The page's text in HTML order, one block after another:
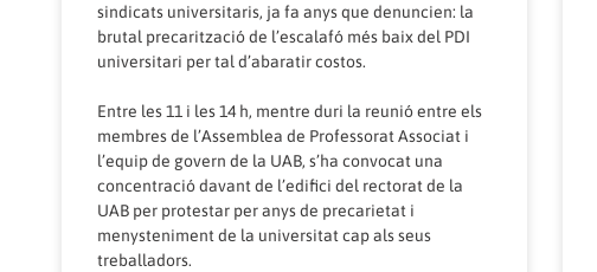
sindicats universitaris, ja fa anys que denuncien: la
brutal precarització de l’escalafó més baix del PDI
universitari per tal d’abaratir costos.
Entre les 11 i les 14 h, mentre duri la reunió entre els
membres de l’Assemblea de Professorat Associat i
l’equip de govern de la UAB, s’ha convocat una
concentració davant de l’edifici del rectorat de la
UAB per protestar per anys de precarietat i
menysteniment de la universitat cap als seus
treballadors.